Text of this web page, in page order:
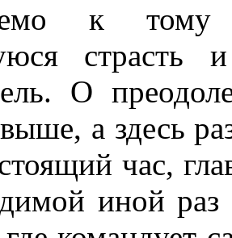
к тому
страсть
О
а здесь
час,
иной раз